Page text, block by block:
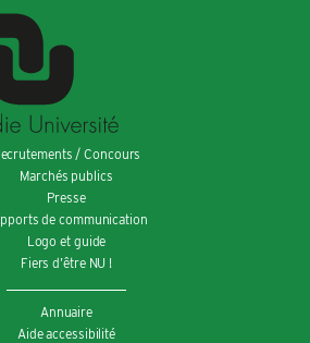
/ Concours
Marchés publics
Presse
de communication
Logo et guide
Fiers d’être NU !
Annuaire
Aide accessibilité